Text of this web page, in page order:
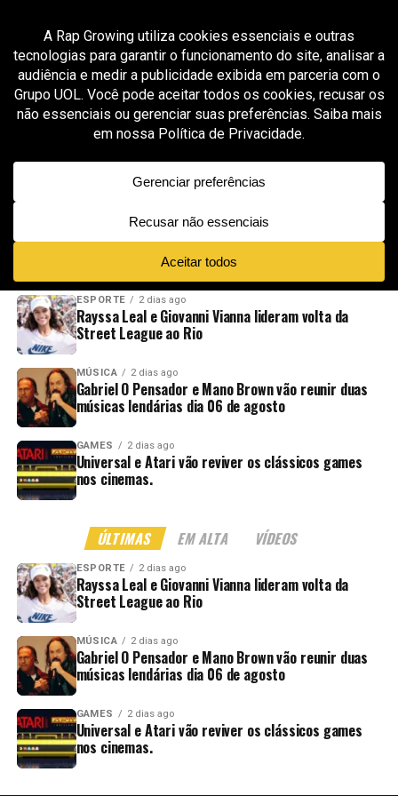
All posts tagged "Charlie Brown Jr"
MÚSICA 2 meses ago
MC Hariel revisita clássico do Charlie Brown Jr.
em nova versão de “Dias de Luta, Dias de
Glória”
ADVERTISEMENT
NOVIDADES EM ALTA
ESPORTE 2 dias ago
Rayssa Leal e Giovanni Vianna lideram volta da
Street League ao Rio
MÚSICA 2 dias ago
Gabriel O Pensador e Mano Brown vão reunir duas
músicas lendárias dia 06 de agosto
GAMES 2 dias ago
Universal e Atari vão reviver os clássicos games
nos cinemas.
ÚLTIMAS EM ALTA VÍDEOS
ESPORTE 2 dias ago
Rayssa Leal e Giovanni Vianna lideram volta da
Street League ao Rio
MÚSICA 2 dias ago
Gabriel O Pensador e Mano Brown vão reunir duas
músicas lendárias dia 06 de agosto
GAMES 2 dias ago
Universal e Atari vão reviver os clássicos games
nos cinemas.